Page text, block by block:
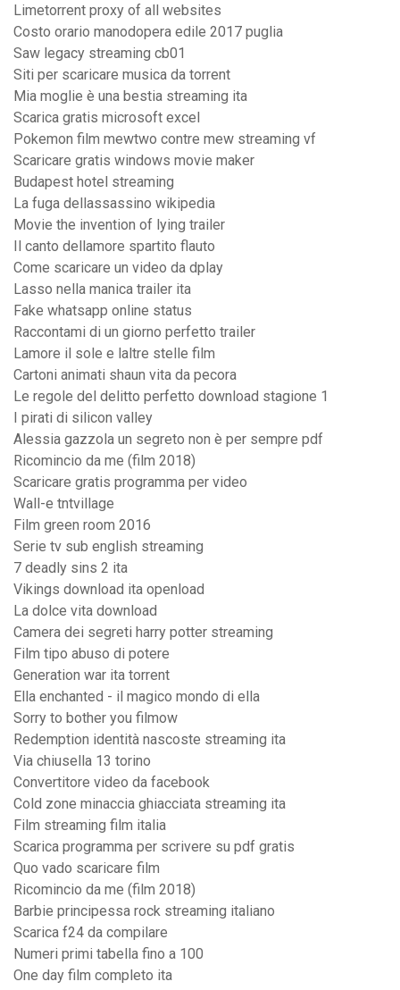
Limetorrent proxy of all websites
Costo orario manodopera edile 2017 puglia
Saw legacy streaming cb01
Siti per scaricare musica da torrent
Mia moglie è una bestia streaming ita
Scarica gratis microsoft excel
Pokemon film mewtwo contre mew streaming vf
Scaricare gratis windows movie maker
Budapest hotel streaming
La fuga dellassassino wikipedia
Movie the invention of lying trailer
Il canto dellamore spartito flauto
Come scaricare un video da dplay
Lasso nella manica trailer ita
Fake whatsapp online status
Raccontami di un giorno perfetto trailer
Lamore il sole e laltre stelle film
Cartoni animati shaun vita da pecora
Le regole del delitto perfetto download stagione 1
I pirati di silicon valley
Alessia gazzola un segreto non è per sempre pdf
Ricomincio da me (film 2018)
Scaricare gratis programma per video
Wall-e tntvillage
Film green room 2016
Serie tv sub english streaming
7 deadly sins 2 ita
Vikings download ita openload
La dolce vita download
Camera dei segreti harry potter streaming
Film tipo abuso di potere
Generation war ita torrent
Ella enchanted - il magico mondo di ella
Sorry to bother you filmow
Redemption identità nascoste streaming ita
Via chiusella 13 torino
Convertitore video da facebook
Cold zone minaccia ghiacciata streaming ita
Film streaming film italia
Scarica programma per scrivere su pdf gratis
Quo vado scaricare film
Ricomincio da me (film 2018)
Barbie principessa rock streaming italiano
Scarica f24 da compilare
Numeri primi tabella fino a 100
One day film completo ita